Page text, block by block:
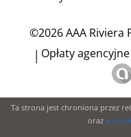
©2026 AAA Riviera
Opłaty agencyjne
Ta strona jest chroniona przez
oraz